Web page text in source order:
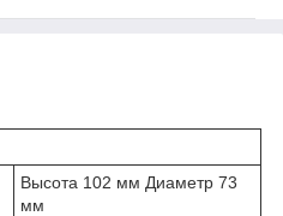
Высота 102 мм Диаметр 73
мм